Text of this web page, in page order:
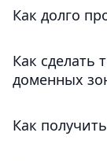
Как долго
Как сделать
доменных
Как